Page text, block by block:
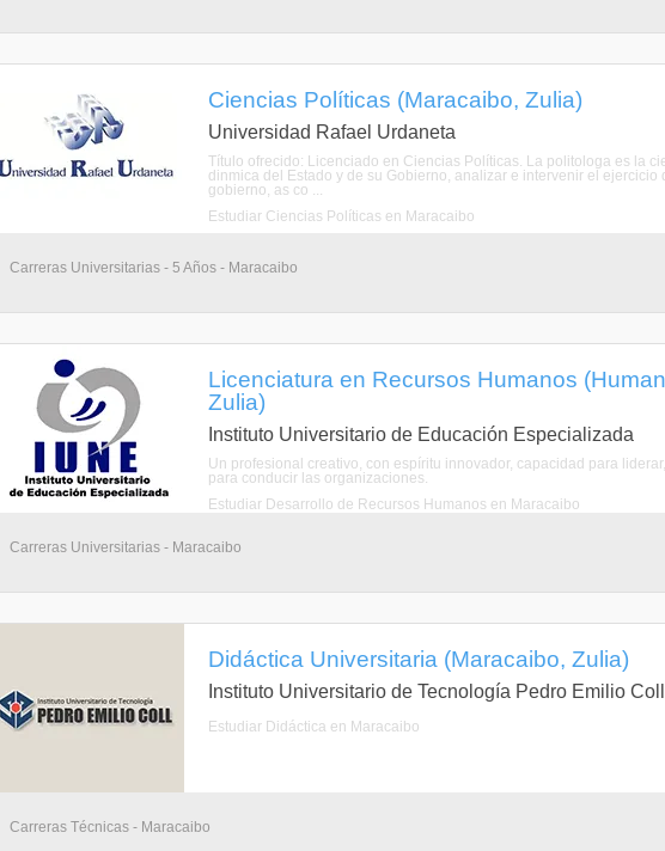
Ciencias Políticas (Maracaibo, Zulia)
Universidad Rafael Urdaneta
Título ofrecido: Licenciado en Ciencias Políticas. La politologa es la
dinmica del Estado y de su Gobierno, analizar e intervenir el
gobierno, as co ...
Estudiar Ciencias Políticas en Maracaibo
Carreras Universitarias - 5 Años - Maracaibo
Licenciatura en Recursos Humanos
Zulia)
Instituto Universitario de Educación Especializada
Un profesional creativo, con espíritu innovador, capacidad para
para conducir las organizaciones.
Estudiar Desarrollo de Recursos Humanos en Maracaibo
Carreras Universitarias - Maracaibo
Didáctica Universitaria (Maracaibo, Zulia)
Instituto Universitario de Tecnología Pedro Emilio Coll
Estudiar Didáctica en Maracaibo
Carreras Técnicas - Maracaibo